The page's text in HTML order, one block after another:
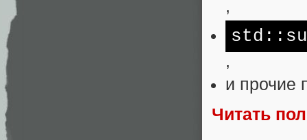
,
std
,
и прочие
Читать